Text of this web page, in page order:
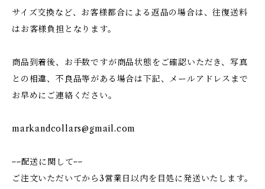
サイズ交換など、お客様都合による返品の場合は、往復送料
はお客様負担となります。
商品到着後、お手数ですが商品状態をご確認いただき、写真
との相違、不良品等がある場合は下記、メールアドレスまで
お早めにご連絡ください。
markandcollars@gmail.com
ｰｰ配送に関してｰｰ
ご注文いただいてから3営業日以内を目処に発送いたします。